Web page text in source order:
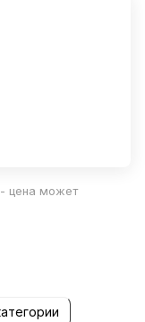
- цена может